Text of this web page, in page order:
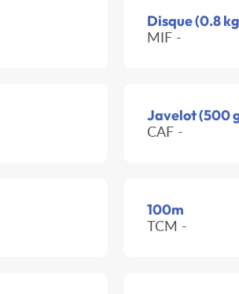
Disque (0.8
MIF -
Javelot (500
CAF -
100m
TCM -